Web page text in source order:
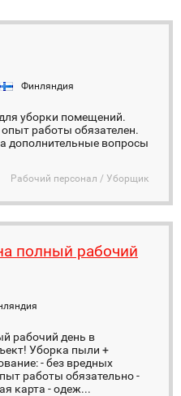
Финляндия
уборки помещений.
работы обязателен.
дополнительные вопросы
Рабочий персонал / Уборщик
полный рабочий
рабочий день в
Уборка пыли +
- без вредных
работы обязательно -
карта - одеж...